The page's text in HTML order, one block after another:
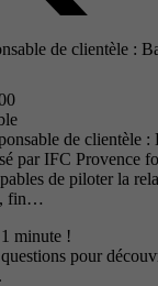
de clientèle :
de clientèle :
par IFC Provence
de piloter la
fin…
minute !
pour